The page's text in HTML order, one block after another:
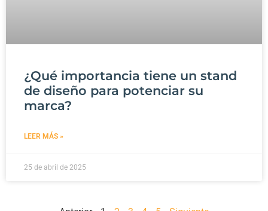
¿Qué importancia tiene un stand
de diseño para potenciar su
marca?
LEER MÁS »
25 de abril de 2025